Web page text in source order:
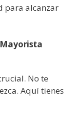
para alcanzar
No te
Aquí tienes